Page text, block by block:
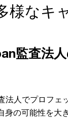
様なキ
監査法
法人でプロフェ
身の可能性を大